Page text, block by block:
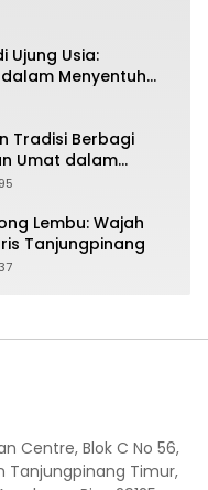
Ujung Usia:
Menyentuh
Tradisi Berbagi
Umat dalam
dalam
Lembu: Wajah
Tanjungpinang
Centre, Blok C No 56,
Tanjungpinang Timur,